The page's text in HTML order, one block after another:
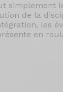
simplement
de la
les
en